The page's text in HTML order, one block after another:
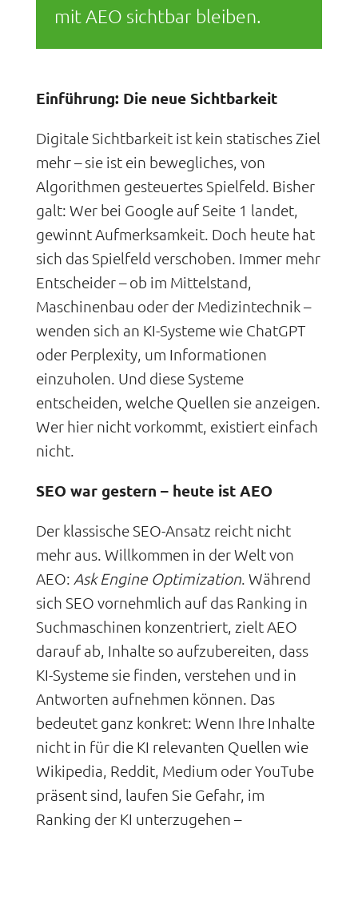
mit AEO sichtbar bleiben.
Einführung: Die neue Sichtbarkeit
Digitale Sichtbarkeit ist kein statisches Ziel
mehr – sie ist ein bewegliches, von
Algorithmen gesteuertes Spielfeld. Bisher
galt: Wer bei Google auf Seite 1 landet,
gewinnt Aufmerksamkeit. Doch heute hat
sich das Spielfeld verschoben. Immer mehr
Entscheider – ob im Mittelstand,
Maschinenbau oder der Medizintechnik –
wenden sich an KI-Systeme wie ChatGPT
oder Perplexity, um Informationen
einzuholen. Und diese Systeme
entscheiden, welche Quellen sie anzeigen.
Wer hier nicht vorkommt, existiert einfach
nicht.
SEO war gestern – heute ist AEO
Der klassische SEO-Ansatz reicht nicht
mehr aus. Willkommen in der Welt von
AEO: Ask Engine Optimization. Während
sich SEO vornehmlich auf das Ranking in
Suchmaschinen konzentriert, zielt AEO
darauf ab, Inhalte so aufzubereiten, dass
KI-Systeme sie finden, verstehen und in
Antworten aufnehmen können. Das
bedeutet ganz konkret: Wenn Ihre Inhalte
nicht in für die KI relevanten Quellen wie
Wikipedia, Reddit, Medium oder YouTube
präsent sind, laufen Sie Gefahr, im
Ranking der KI unterzugehen –